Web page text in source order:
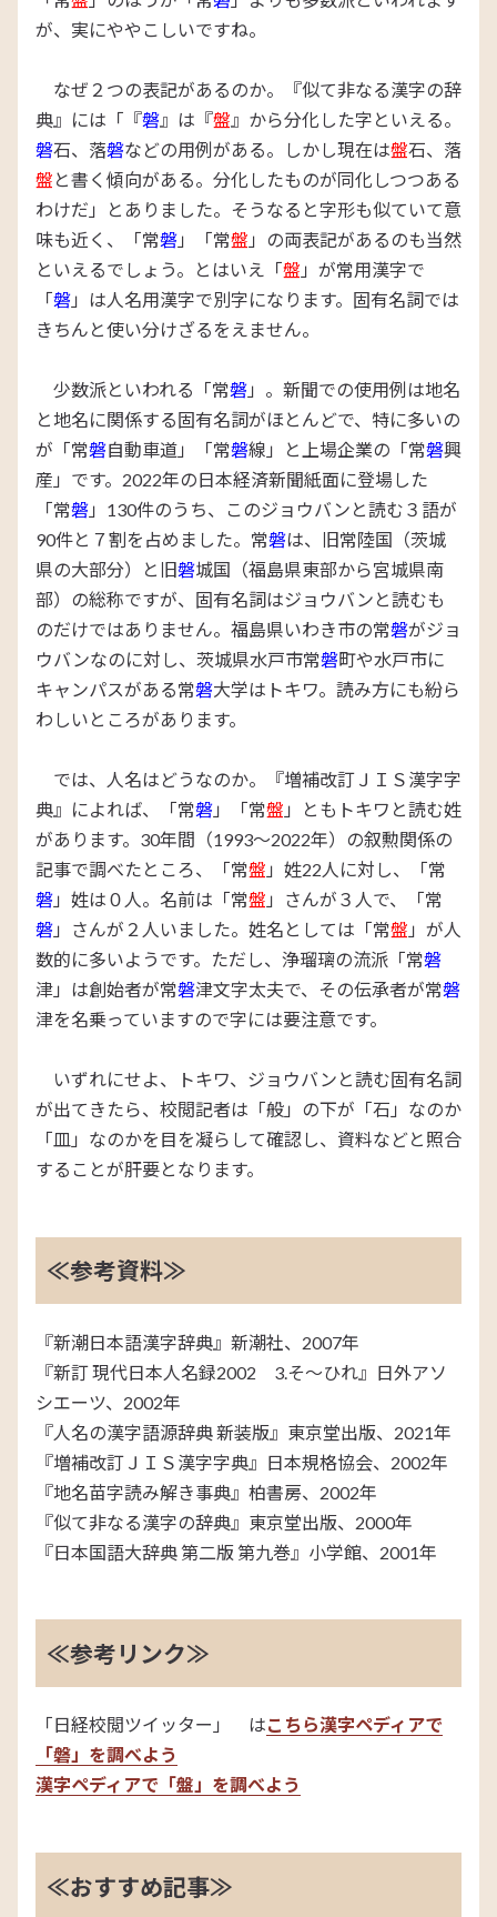
が、実にややこしいですね。
なぜ２つの表記があるのか。『似て非なる漢字の辞
典』には「『磐』は『盤 』から分化した字といえる。
磐石、落磐などの用例がある。しかし現在は盤石、落
盤 と書く傾向がある。分化したものが同化しつつある
わけだ」とありました。そうなると字形も似ていて意
味も近く、「常磐」「常盤 」の両表記があるのも当然
といえるでしょう。とはいえ「盤 」が常用漢字で
「磐」は人名用漢字で別字になります。固有名詞では
きちんと使い分けざるをえません。
少数派といわれる「常磐」。新聞での使用例は地名
と地名に関係する固有名詞がほとんどで、特に多いの
が「常磐自動車道」「常磐線」と上場企業の「常磐興
産」です。2022年の日本経済新聞紙面に登場した
「常磐」130件のうち、このジョウバンと読む３語が
90件と７割を占めました。常磐は、旧常陸国（茨城
県の大部分）と旧磐城国 （福島県東部から宮城県南
部）
の総称ですが、固有名詞はジョウバンと読むも
のだけではありません。福島県いわき市の常磐がジョ
ウバンなのに対し、茨城県水戸市常磐町や水戸市に
キャンパスがある常磐大学はトキワ。読み方にも紛ら
わしいところがあります。
では、人名はどうなのか。『増補改訂ＪＩＳ漢字字
典』によれば、「常磐」「常盤 」ともトキワと読む姓
があります。30年間（1993～2022年）の叙勲関係の
記事で調べたところ、「常盤 」姓22人に対し、「常
磐」姓は０人。名前は「常盤 」さんが３人で、「常
磐」さんが２人いました。姓名としては「常盤 」が人
数的に多いようです。ただし、浄瑠璃の流派「常磐
津」は創始者が常磐津文字太夫で、その伝承者が常磐
津を名乗っていますので字には要注意です。
いずれにせよ、トキワ、ジョウバンと読む固有名詞
が出てきたら、校閲記者は「般」の下が「石」なのか
「皿」なのかを目を凝らして確認し、資料などと照合
することが肝要となります。
≪参考資料≫
『新潮日本語漢字辞典』新潮社、2007年
『新訂 現代日本人名録2002 3.そ～ひれ』日外アソ
シエーツ、2002年
『人名の漢字語源辞典 新装版』東京堂出版、2021年
『増補改訂ＪＩＳ漢字字典』日本規格協会、2002年
『地名苗字読み解き事典』柏書房、2002年
『似て非なる漢字の辞典』東京堂出版、2000年
『日本国語大辞典 第二版 第九巻』小学館、2001年
≪参考リンク≫
「日経校閲ツイッター」 はこちら漢字ペディアで
「磐」を調べよう
漢字ペディアで「盤」を調べよう
≪おすすめ記事≫